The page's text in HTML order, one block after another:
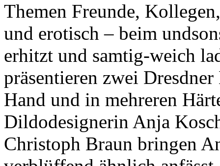
Themen Freunde,
und erotisch – beim
erhitzt und samtig-weich
präsentieren zwei
Hand und in mehreren
Dildodesignerin Anja
Christoph Braun bringen